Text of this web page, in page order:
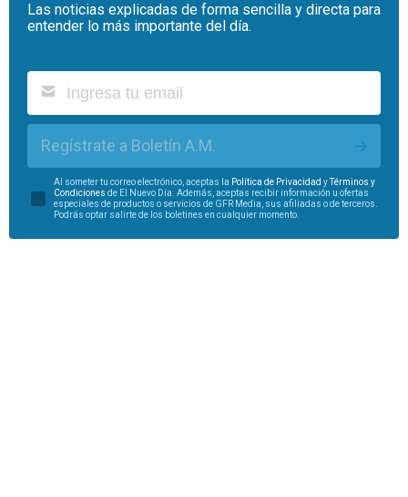
Las noticias explicadas de forma sencilla y directa para
entender lo más importante del día.
Regístrate a Boletín A.M.
Al someter tu correo electrónico, aceptas la Política de Privacidad y
Términos y
Condiciones de El Nuevo Día. Además, aceptas recibir información u ofertas
especiales de productos o servicios de GFR Media, sus afiliadas o de terceros.
Podrás optar salirte de los boletines en cualquier momento.